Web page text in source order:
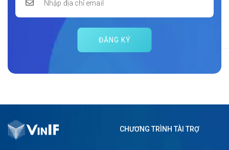
ĐĂNG KÝ
CHƯƠNG TRÌNH TÀI TRỢ